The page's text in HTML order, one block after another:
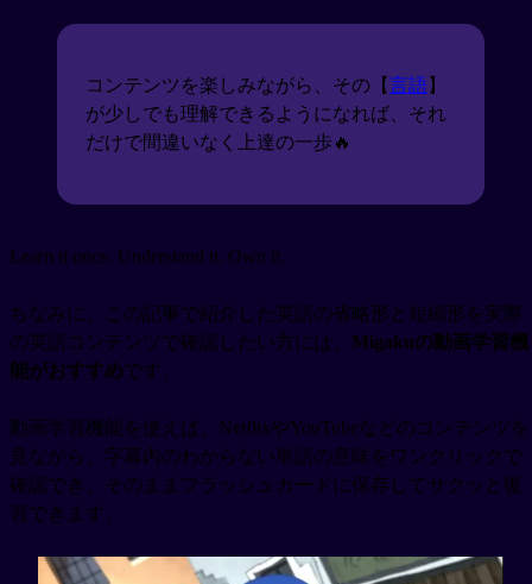
コンテンツを楽しみながら、その【言語】
が少しでも理解できるようになれば、それ
だけで間違いなく上達の一歩🔥
Learn it once. Understand it. Own it.
ちなみに、この記事で紹介した英語の省略形と短縮形を実際
の英語コンテンツで確認したい方には、 Migakuの動画学習機
能がおすすめです。
動画学習機能を使えば、NetflixやYouTubeなどのコンテンツを
見ながら、字幕内のわからない単語の意味をワンクリックで
確認でき、そのままフラッシュカードに保存してサクッと復
習できます。